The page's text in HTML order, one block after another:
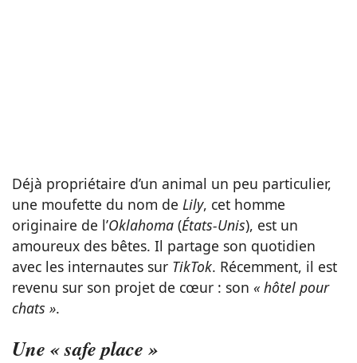
Déjà propriétaire d’un animal un peu particulier,
une moufette du nom de Lily, cet homme
originaire de l’Oklahoma (États-Unis), est un
amoureux des bêtes. Il partage son quotidien
avec les internautes sur TikTok. Récemment, il est
revenu sur son projet de cœur : son « hôtel pour
chats ».
Une « safe place »